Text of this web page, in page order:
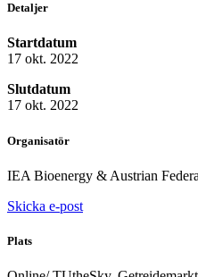
Detaljer
Startdatum
17 okt. 2022
Slutdatum
17 okt. 2022
Organisatör
IEA Bioenergy & Austrian
Skicka e-post
Plats